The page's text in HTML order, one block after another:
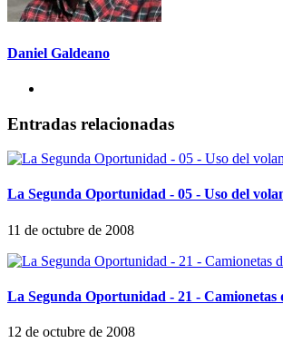
Daniel Galdeano
Entradas relacionadas
La Segunda Oportunidad - 05 - Uso del
11 de octubre de 2008
La Segunda Oportunidad - 21 - Camionetas
12 de octubre de 2008